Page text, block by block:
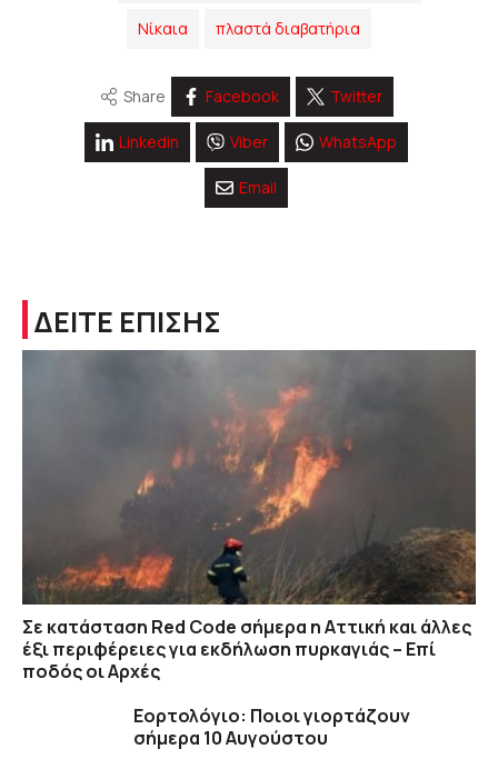
Νίκαια πλαστά διαβατήρια
Share Facebook Twitter
Linkedin Viber WhatsApp
Email
ΔΕΙΤΕ ΕΠΙΣΗΣ
Σε κατάσταση Red Code σήμερα η Αττική και άλλες
έξι περιφέρειες για εκδήλωση πυρκαγιάς – Επί
ποδός οι Αρχές
Εορτολόγιο: Ποιοι γιορτάζουν
σήμερα 10 Αυγούστου